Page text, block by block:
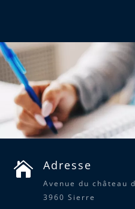
 Adresse
Avenue du château
3960 Sierre